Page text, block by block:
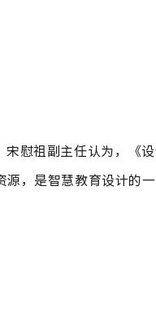
宋慰祖副主任认为，《
源，是智慧教育设计的一